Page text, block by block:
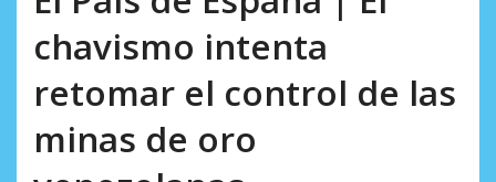
chavismo intenta
retomar el control de las
minas de oro